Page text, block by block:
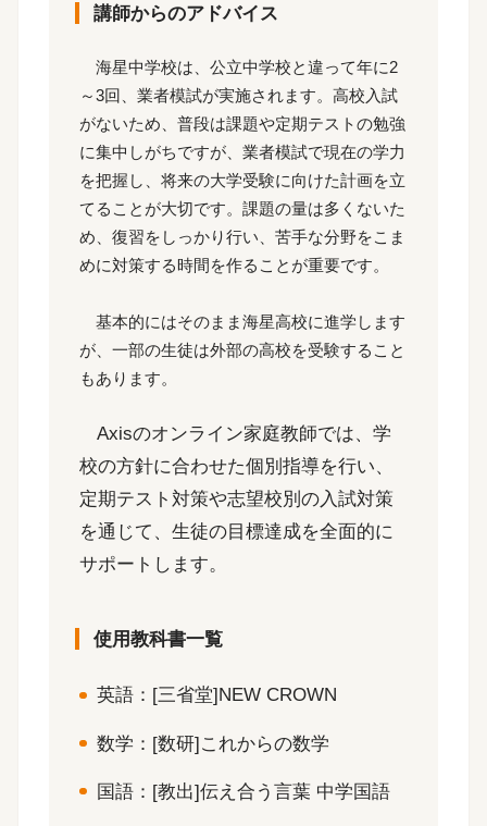
講師からのアドバイス
海星中学校は、公立中学校と違って年に2
～3回、業者模試が実施されます。高校入試
がないため、普段は課題や定期テストの勉強
に集中しがちですが、業者模試で現在の学力
を把握し、将来の大学受験に向けた計画を立
てることが大切です。課題の量は多くないた
め、復習をしっかり行い、苦手な分野をこま
めに対策する時間を作ることが重要です。
基本的にはそのまま海星高校に進学します
が、一部の生徒は外部の高校を受験すること
もあります。
Axisのオンライン家庭教師では、学
校の方針に合わせた個別指導を行い、
定期テスト対策や志望校別の入試対策
を通じて、生徒の目標達成を全面的に
サポートします。
使用教科書一覧
英語：[三省堂]NEW CROWN
数学：[数研]これからの数学
国語：[教出]伝え合う言葉 中学国語